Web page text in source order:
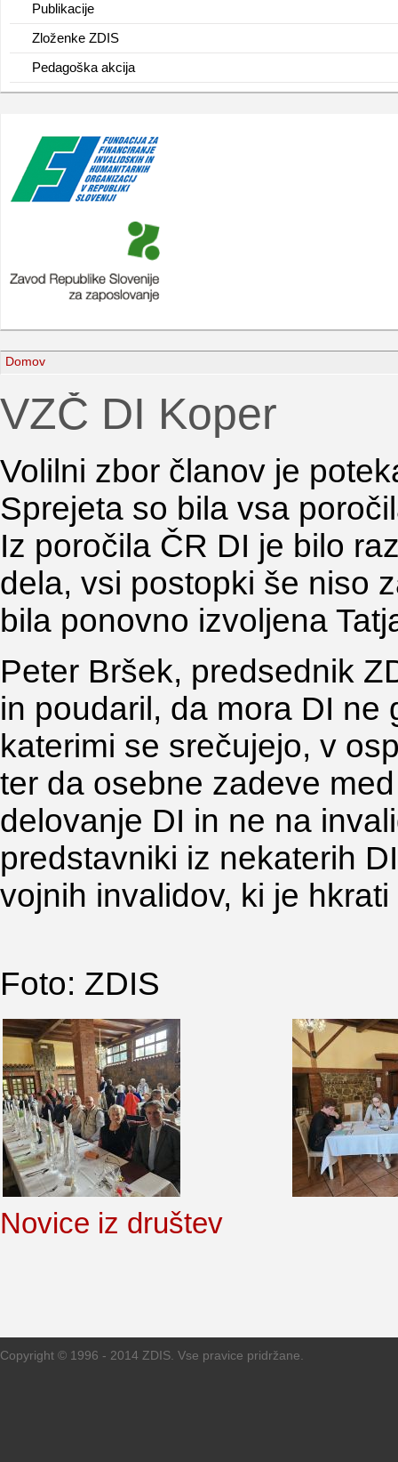
Publikacije
Zloženke ZDIS
Pedagoška akcija
Domov
VZČ DI Koper
Volilni zbor članov je
Sprejeta so bila vsa
Iz poročila ČR DI je bilo
dela, vsi postopki še niso
bila ponovno izvoljena
Peter Bršek, predsednik
in poudaril, da mora DI ne
katerimi se srečujejo, v
ter da osebne zadeve
delovanje DI in ne na
predstavniki iz nekaterih
vojnih invalidov, ki je hkrati
Foto: ZDIS
Novice iz društev
Copyright © 1996 - 2014 ZDIS. Vse pravice pridržane.